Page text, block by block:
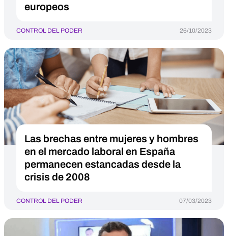
europeos
CONTROL DEL PODER 26/10/2023
Las brechas entre mujeres y hombres
en el mercado laboral en España
permanecen estancadas desde la
crisis de 2008
CONTROL DEL PODER 07/03/2023